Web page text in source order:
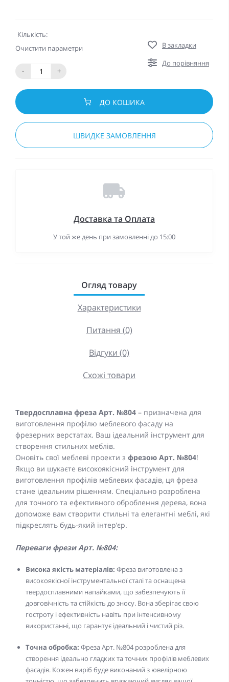
Кількість:
Очистити параметри
- +
В закладки
До порівняння
ДО КОШИКА
ШВИДКЕ ЗАМОВЛЕННЯ
Доставка та Оплата
У той же день при замовленні до 15:00
Огляд товару
Характеристики
Питання (0)
Відгуки (0)
Схожі товари
Твердосплавна фреза Арт. №804 – призначена для
виготовлення профілю меблевого фасаду на
фрезерних верстатах. Ваш ідеальний інструмент для
створення стильних меблів.
Оновіть свої меблеві проекти з фрезою Арт. №804!
Якщо ви шукаєте високоякісний інструмент для
виготовлення профілів меблевих фасадів, ця фреза
стане ідеальним рішенням. Спеціально розроблена
для точного та ефективного оброблення дерева, вона
допоможе вам створити стильні та елегантні меблі, які
підкреслять будь-який інтер’єр.
Переваги фрези Арт. №804:
Висока якість матеріалів: Фреза виготовлена з
високоякісної інструментальної сталі та оснащена
твердосплавними напайками, що забезпечують її
довговічність та стійкість до зносу. Вона зберігає свою
гостроту і ефективність навіть при інтенсивному
використанні, що гарантує ідеальний і чистий різ.
Точна обробка: Фреза Арт. №804 розроблена для
створення ідеально гладких та точних профілів меблевих
фасадів. Кожен виріб буде виконаний з ювелірною